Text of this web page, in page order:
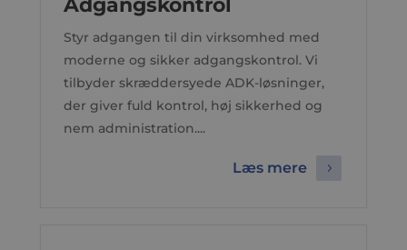
Adgangskontrol
Styr adgangen til din virksomhed med
moderne og sikker adgangskontrol. Vi
tilbyder skræddersyede ADK-løsninger,
der giver fuld kontrol, høj sikkerhed og
nem administration....
Læs mere